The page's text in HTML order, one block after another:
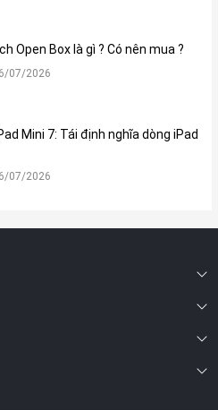
camera chính với độ phân giải
Open Box là gì ? Có nên mua ?
07/2026
Mini 7: Tái định nghĩa dòng iPad
07/2026